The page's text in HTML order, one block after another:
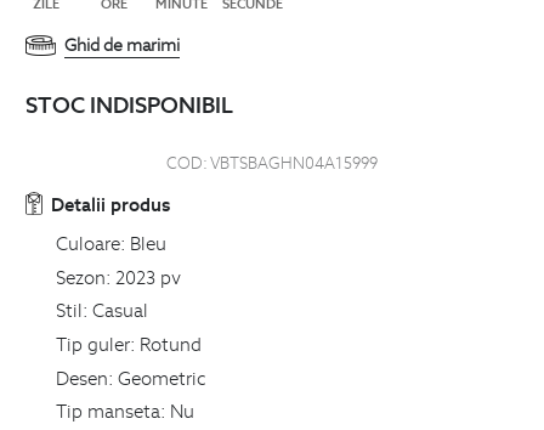
Ghid de marimi
STOC INDISPONIBIL
COD:VBTSBAGHN04A15999
Detalii produs
Culoare: Bleu
Sezon: 2023 pv
Stil: Casual
Tip guler: Rotund
Desen: Geometric
Tip manseta: Nu